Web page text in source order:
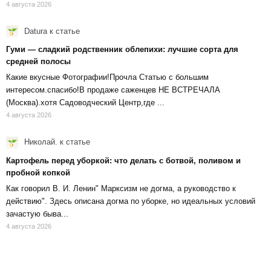
4 августа 2026
Datura к статье
Гуми — сладкий родственник облепихи: лучшие сорта для
средней полосы
Какие вкусные Фотографии!Прочла Статью с большим
интересом.спасибо!В продаже саженцев НЕ ВСТРЕЧАЛА
(Москва).хотя Садоводческий Центр,где ...
4 августа 2026
Николай. к статье
Картофель перед уборкой: что делать с ботвой, поливом и
пробной копкой
Как говорил В. И. Ленин" Марксизм не догма, а руководство к
действию". Здесь описана догма по уборке, но идеальных условий
зачастую быва...
4 августа 2026